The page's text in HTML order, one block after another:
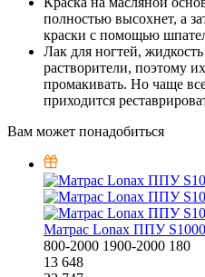
полностью высохнет, а
краски с помощью
Лак для ногтей,
растворители, поэтому
промакивать. Но чаще
приходится
Вам может понадобиться
Матрас Lonax ППУ S1000
800-2000 1900-2000 180
13 648